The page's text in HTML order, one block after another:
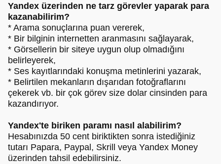
Yandex üzerinden ne tarz görevler yaparak para
kazanabilirim?
* Arama sonuçlarına puan vererek,
* Bir bilginin internetten aranmasını sağlayarak,
* Görsellerin bir siteye uygun olup olmadığını
belirleyerek,
* Ses kayıtlarındaki konuşma metinlerini yazarak,
* Belirtilen mekanların dışarıdan fotoğraflarını
çekerek vb. bir çok görev size dolar cinsinden para
kazandırıyor.
Yandex'te biriken paramı nasıl alabilirim?
Hesabınızda 50 cent biriktikten sonra istediğiniz
tutarı Papara, Paypal, Skrill veya Yandex Money
üzerinden tahsil edebilirsiniz.